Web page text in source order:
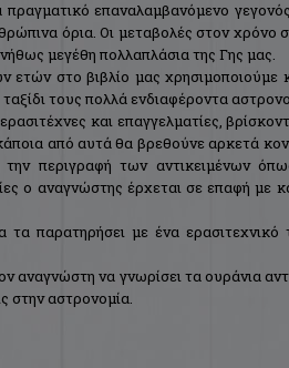
πραγματικό επαναλαμβανόμενο
όρια. Οι μεταβολές στον χρόνο
μεγέθη πολλαπλάσια της Γης μας.
ετών στο βιβλίο μας
τους πολλά ενδιαφέροντα
και επαγγελματίες,
από αυτά θα βρεθούνε αρκετά
περιγραφή των αντικειμένων
ο αναγνώστης έρχεται σε επαφή με
παρατηρήσει με ένα ερασιτεχνικό
αναγνώστη να γνωρίσει τα ουράνια
στην αστρονομία.